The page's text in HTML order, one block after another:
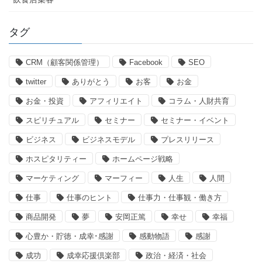
タグ
CRM（顧客関係管理） Facebook SEO
twitter ありがとう お客 お金
お金・投資 アフィリエイト コラム・人財共育
スピリチュアル セミナー セミナー・イベント
ビジネス ビジネスモデル プレスリリース
ホスピタリティー ホームページ戦略
マーケティング マーフィー 人生 人間
仕事 仕事のヒント 仕事力・仕事観・働き方
商品開発 夢 安岡正篤 幸せ 幸福
心豊か・貯徳・成幸･感謝 感動物語 感謝
成功 成幸応援倶楽部 政治・経済・社会